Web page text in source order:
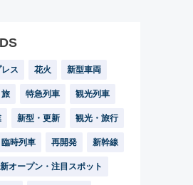
ス 花火 新型車両
特急列車 観光列車
新型・更新 観光・旅行
時列車 再開発 新幹線
新オープン・注目スポット